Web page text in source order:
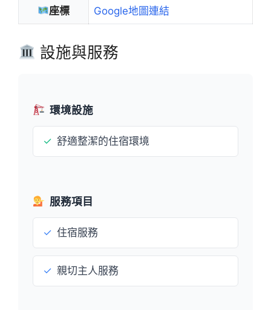
座標 Google地圖連結
設施與服務
環境設施
✓ 舒適整潔的住宿環境
服務項目
✓ 住宿服務
✓ 親切主人服務